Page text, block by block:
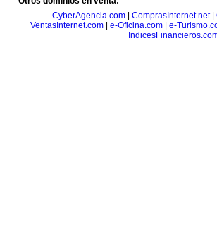
CyberAgencia.com| ComprasInternet.net|
VentasInternet.com
e-Oficina.com
e-